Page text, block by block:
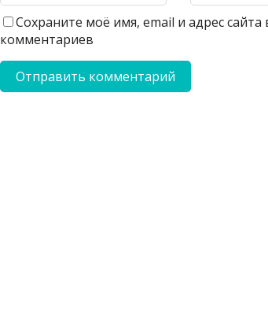
Сохраните моё имя, email и адрес
комментариев